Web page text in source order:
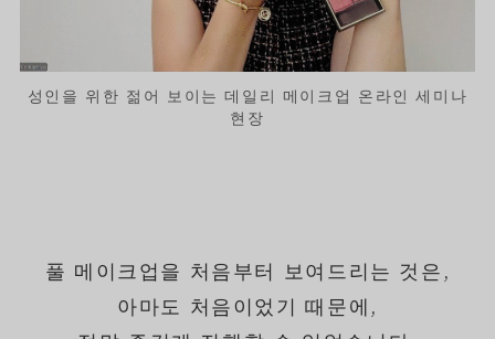
성인을 위한 젊어 보이는 데일리 메이크업 온라인 세미나
현장
풀 메이크업을 처음부터 보여드리는 것은,
아마도 처음이었기 때문에,